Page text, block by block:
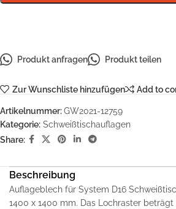
Produkt anfragen Produkt teilen
Zur Wunschliste hinzufügen Add to
Artikelnummer:GW2021-12759
Kategorie: Schweißtischauflagen
Share:
Beschreibung
Auflageblech für System D16
1400 x 1400 mm. Das Lochraster